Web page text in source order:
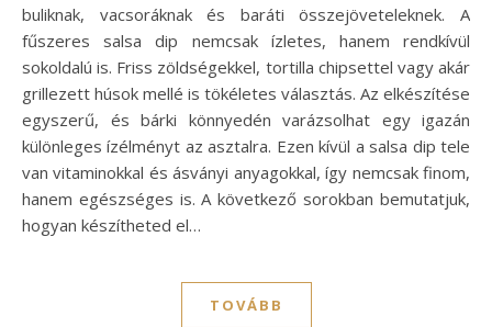
buliknak, vacsoráknak és baráti összejöveteleknek. A
fűszeres salsa dip nemcsak ízletes, hanem rendkívül
sokoldalú is. Friss zöldségekkel, tortilla chipsettel vagy akár
grillezett húsok mellé is tökéletes választás. Az elkészítése
egyszerű, és bárki könnyedén varázsolhat egy igazán
különleges ízélményt az asztalra. Ezen kívül a salsa dip tele
van vitaminokkal és ásványi anyagokkal, így nemcsak finom,
hanem egészséges is. A következő sorokban bemutatjuk,
hogyan készítheted el…
TOVÁBB